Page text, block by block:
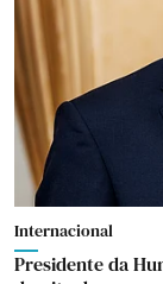
Internacional
Presidente da